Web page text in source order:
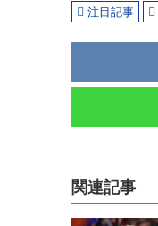
注目記事
関連記事